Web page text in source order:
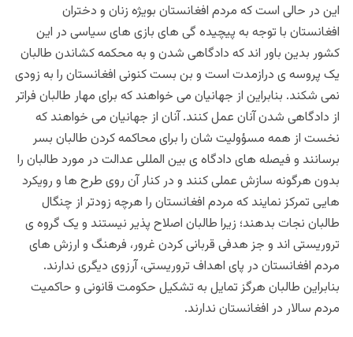
این در حالی است که مردم افغانستان بویژه زنان و دختران
افغانستان با توجه به پیچیده گی های بازی های سیاسی در این
کشور بدین باور اند که دادگاهی شدن و به محکمه کشاندن طالبان
یک پروسه ی درازمدت است و بن بست کنونی افغانستان را به زودی
نمی شکند. بنابراین از جهانیان می خواهند که برای مهار طالبان فراتر
از دادگاهی شدن آنان عمل کنند. آنان از جهانیان می خواهند که
نخست از همه مسؤولیت شان را برای محاکمه کردن طالبان بسر
برسانند و فیصله های دادگاه ی بین المللی عدالت در مورد طالبان را
بدون هرگونه سازش عملی کنند و در کنار آن روی طرح ها و رویکرد
هایی تمرکز نمایند که مردم افغانستان را هرچه زودتر از چنگال
طالبان نجات بدهند؛ زیرا طالبان اصلاح پذیر نیستند و یک گروه ی
تروریستی اند و جز هدفی قربانی کردن غرور، فرهنگ و ارزش های
مردم افغانستان در پای اهداف تروریستی، آرزوی دیگری ندارند.
بنابراین طالبان هرگز تمایل به تشکیل حکومت قانونی و حاکمیت
مردم سالار در افغانستان ندارند.